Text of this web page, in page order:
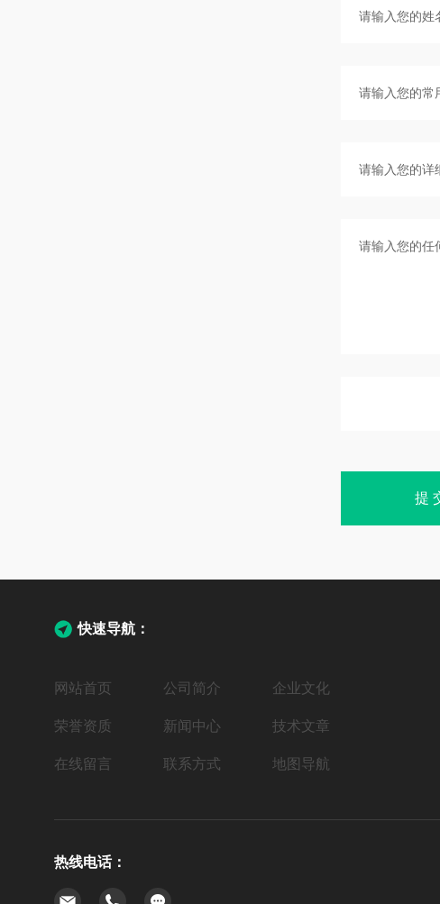
快速导航：
网站首页 公司简介 企业文化
荣誉资质 新闻中心 技术文章
在线留言 联系方式 地图导航
热线电话：